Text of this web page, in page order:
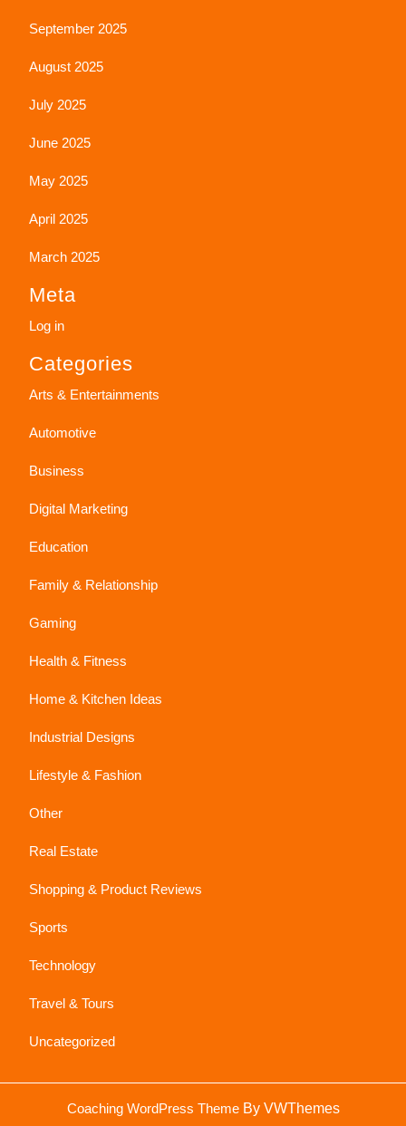
September 2025
August 2025
July 2025
June 2025
May 2025
April 2025
March 2025
Meta
Log in
Categories
Arts & Entertainments
Automotive
Business
Digital Marketing
Education
Family & Relationship
Gaming
Health & Fitness
Home & Kitchen Ideas
Industrial Designs
Lifestyle & Fashion
Other
Real Estate
Shopping & Product Reviews
Sports
Technology
Travel & Tours
Uncategorized
Coaching WordPress ThemeBy VWThemes